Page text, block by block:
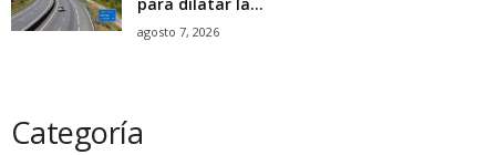
agosto 7, 2026
Categoría